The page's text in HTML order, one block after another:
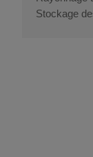
Stockage